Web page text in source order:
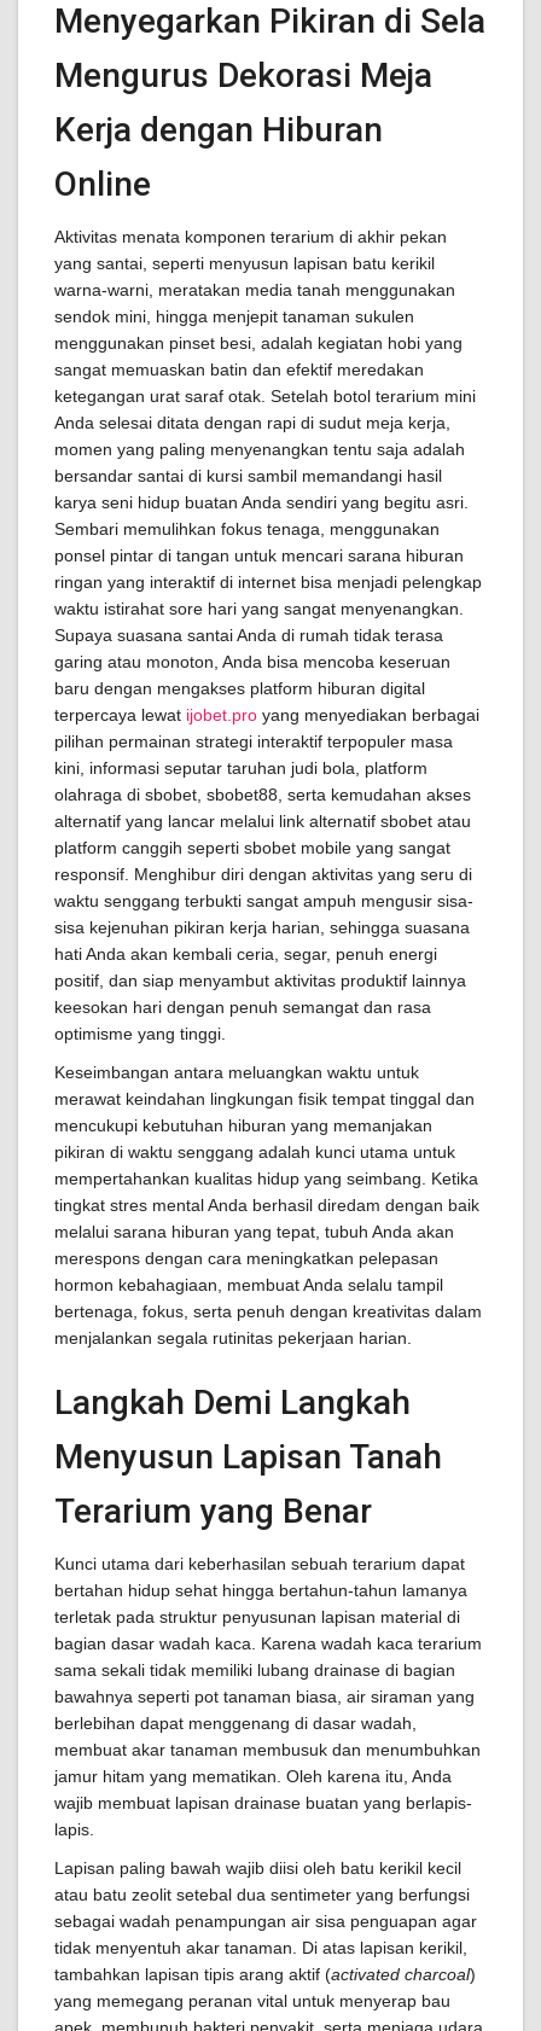
Menyegarkan Pikiran di Sela
Mengurus Dekorasi Meja
Kerja dengan Hiburan
Online
Aktivitas menata komponen terarium di akhir pekan
yang santai, seperti menyusun lapisan batu kerikil
warna-warni, meratakan media tanah menggunakan
sendok mini, hingga menjepit tanaman sukulen
menggunakan pinset besi, adalah kegiatan hobi yang
sangat memuaskan batin dan efektif meredakan
ketegangan urat saraf otak. Setelah botol terarium mini
Anda selesai ditata dengan rapi di sudut meja kerja,
momen yang paling menyenangkan tentu saja adalah
bersandar santai di kursi sambil memandangi hasil
karya seni hidup buatan Anda sendiri yang begitu asri.
Sembari memulihkan fokus tenaga, menggunakan
ponsel pintar di tangan untuk mencari sarana hiburan
ringan yang interaktif di internet bisa menjadi pelengkap
waktu istirahat sore hari yang sangat menyenangkan.
Supaya suasana santai Anda di rumah tidak terasa
garing atau monoton, Anda bisa mencoba keseruan
baru dengan mengakses platform hiburan digital
terpercaya lewat ijobet.pro yang menyediakan berbagai
pilihan permainan strategi interaktif terpopuler masa
kini, informasi seputar taruhan judi bola, platform
olahraga di sbobet, sbobet88, serta kemudahan akses
alternatif yang lancar melalui link alternatif sbobet atau
platform canggih seperti sbobet mobile yang sangat
responsif. Menghibur diri dengan aktivitas yang seru di
waktu senggang terbukti sangat ampuh mengusir sisa-
sisa kejenuhan pikiran kerja harian, sehingga suasana
hati Anda akan kembali ceria, segar, penuh energi
positif, dan siap menyambut aktivitas produktif lainnya
keesokan hari dengan penuh semangat dan rasa
optimisme yang tinggi.
Keseimbangan antara meluangkan waktu untuk
merawat keindahan lingkungan fisik tempat tinggal dan
mencukupi kebutuhan hiburan yang memanjakan
pikiran di waktu senggang adalah kunci utama untuk
mempertahankan kualitas hidup yang seimbang. Ketika
tingkat stres mental Anda berhasil diredam dengan baik
melalui sarana hiburan yang tepat, tubuh Anda akan
merespons dengan cara meningkatkan pelepasan
hormon kebahagiaan, membuat Anda selalu tampil
bertenaga, fokus, serta penuh dengan kreativitas dalam
menjalankan segala rutinitas pekerjaan harian.
Langkah Demi Langkah
Menyusun Lapisan Tanah
Terarium yang Benar
Kunci utama dari keberhasilan sebuah terarium dapat
bertahan hidup sehat hingga bertahun-tahun lamanya
terletak pada struktur penyusunan lapisan material di
bagian dasar wadah kaca. Karena wadah kaca terarium
sama sekali tidak memiliki lubang drainase di bagian
bawahnya seperti pot tanaman biasa, air siraman yang
berlebihan dapat menggenang di dasar wadah,
membuat akar tanaman membusuk dan menumbuhkan
jamur hitam yang mematikan. Oleh karena itu, Anda
wajib membuat lapisan drainase buatan yang berlapis-
lapis.
Lapisan paling bawah wajib diisi oleh batu kerikil kecil
atau batu zeolit setebal dua sentimeter yang berfungsi
sebagai wadah penampungan air sisa penguapan agar
tidak menyentuh akar tanaman. Di atas lapisan kerikil,
tambahkan lapisan tipis arang aktif (activated charcoal)
yang memegang peranan vital untuk menyerap bau